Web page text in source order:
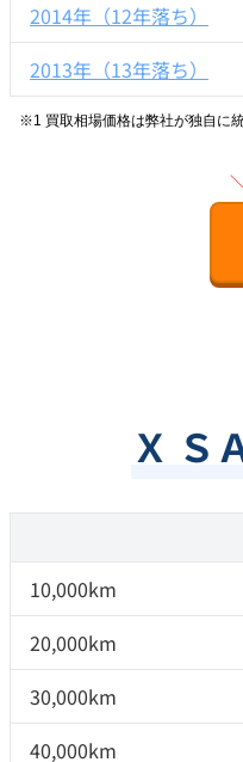
2014年（12年落ち）
2013年（13年落ち）
※1 買取相場価格は弊社が独自に
Ｘ Ｓ
10,000km
20,000km
30,000km
40,000km